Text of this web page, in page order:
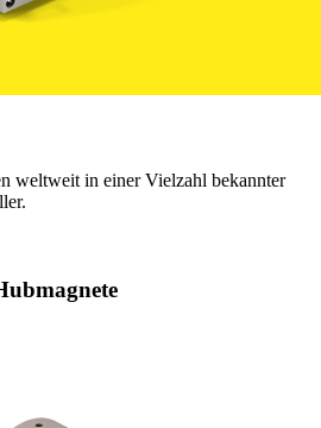
weltweit in einer Vielzahl bekannter